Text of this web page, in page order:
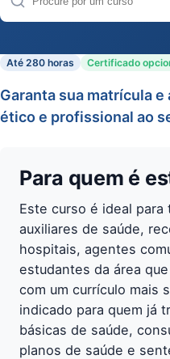
Buscar cursos
Até 280 horas Certificado
Garanta sua matrícula
ético e profissional ao
Para quem é
Este curso é ideal
auxiliares de saúde,
hospitais, agentes
estudantes da área
com um currículo mais
indicado para quem já
básicas de saúde,
planos de saúde e